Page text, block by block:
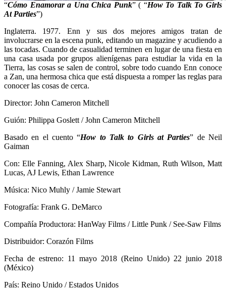
“Cómo Enamorar a Una Chica Punk” ( “How To Talk To Girls
At Parties”)
Inglaterra. 1977. Enn y sus dos mejores amigos tratan de
involucrarse en la escena punk, editando un magazine y acudiendo a
las tocadas. Cuando de casualidad terminen en lugar de una fiesta en
una casa usada por grupos alienígenas para estudiar la vida en la
Tierra, las cosas se salen de control, sobre todo cuando Enn conoce
a Zan, una hermosa chica que está dispuesta a romper las reglas para
conocer las cosas de cerca.
Director: John Cameron Mitchell
Guión: Philippa Goslett / John Cameron Mitchell
Basado en el cuento “How to Talk to Girls at Parties” de Neil
Gaiman
Con: Elle Fanning, Alex Sharp, Nicole Kidman, Ruth Wilson, Matt
Lucas, AJ Lewis, Ethan Lawrence
Música: Nico Muhly / Jamie Stewart
Fotografía: Frank G. DeMarco
Compañía Productora: HanWay Films / Little Punk / See-Saw Films
Distribuidor: Corazón Films
Fecha de estreno: 11 mayo 2018 (Reino Unido) 22 junio 2018
(México)
País: Reino Unido / Estados Unidos